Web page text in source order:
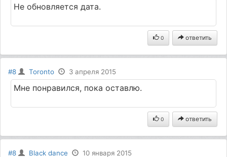
Не обновляется дата.
0 ответить
#8 Toronto 3 апреля 2015
Мне понравился, пока оставлю.
0 ответить
#8 Black dance 10 января 2015